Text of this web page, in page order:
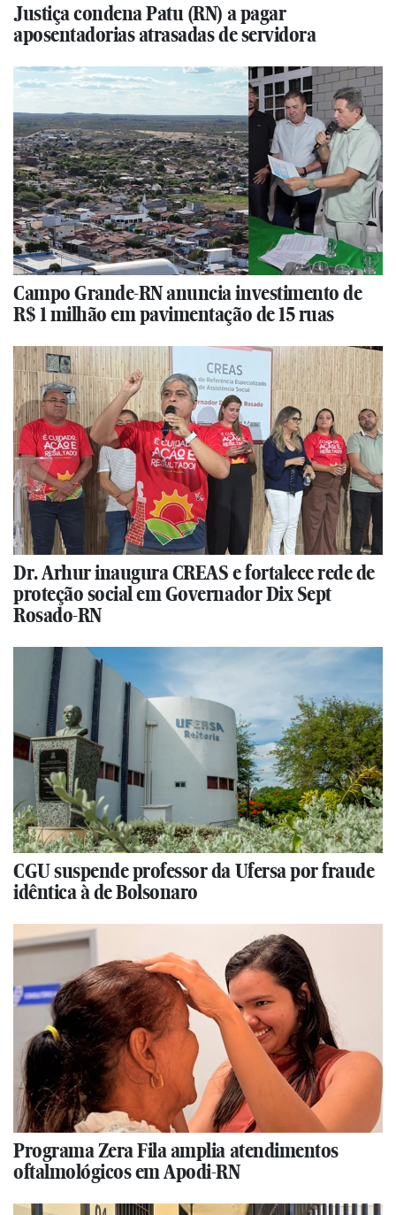
Justiça condena Patu (RN) a pagar
aposentadorias atrasadas de servidora
Campo Grande-RN anuncia investimento de
R$ 1 milhão em pavimentação de 15 ruas
Dr. Arhur inaugura CREAS e fortalece rede de
proteção social em Governador Dix Sept
Rosado-RN
CGU suspende professor da Ufersa por fraude
idêntica à de Bolsonaro
Programa Zera Fila amplia atendimentos
oftalmológicos em Apodi-RN